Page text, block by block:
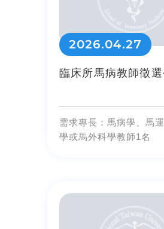
2026.04.27
臨床所馬病教師徵
需求專長：馬病學、馬
學或馬外科學教師1名